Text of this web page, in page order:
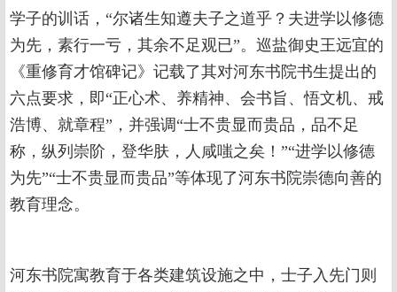
学子的训话，“尔诸生知遵夫子之道乎？夫进学以修德
为先，素行一亏，其余不足观已”。巡盐御史王远宜的
《重修育才馆碑记》记载了其对河东书院书生提出的
六点要求，即“正心术、养精神、会书旨、悟文机、戒
浩博、就章程”，并强调“士不贵显而贵品，品不足
称，纵列崇阶，登华肤，人咸嗤之矣！”“进学以修德
为先”“士不贵显而贵品”等体现了河东书院崇德向善的
教育理念。
河东书院寓教育于各类建筑设施之中，士子入先门则